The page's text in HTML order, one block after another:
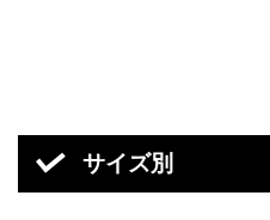
サイズ別